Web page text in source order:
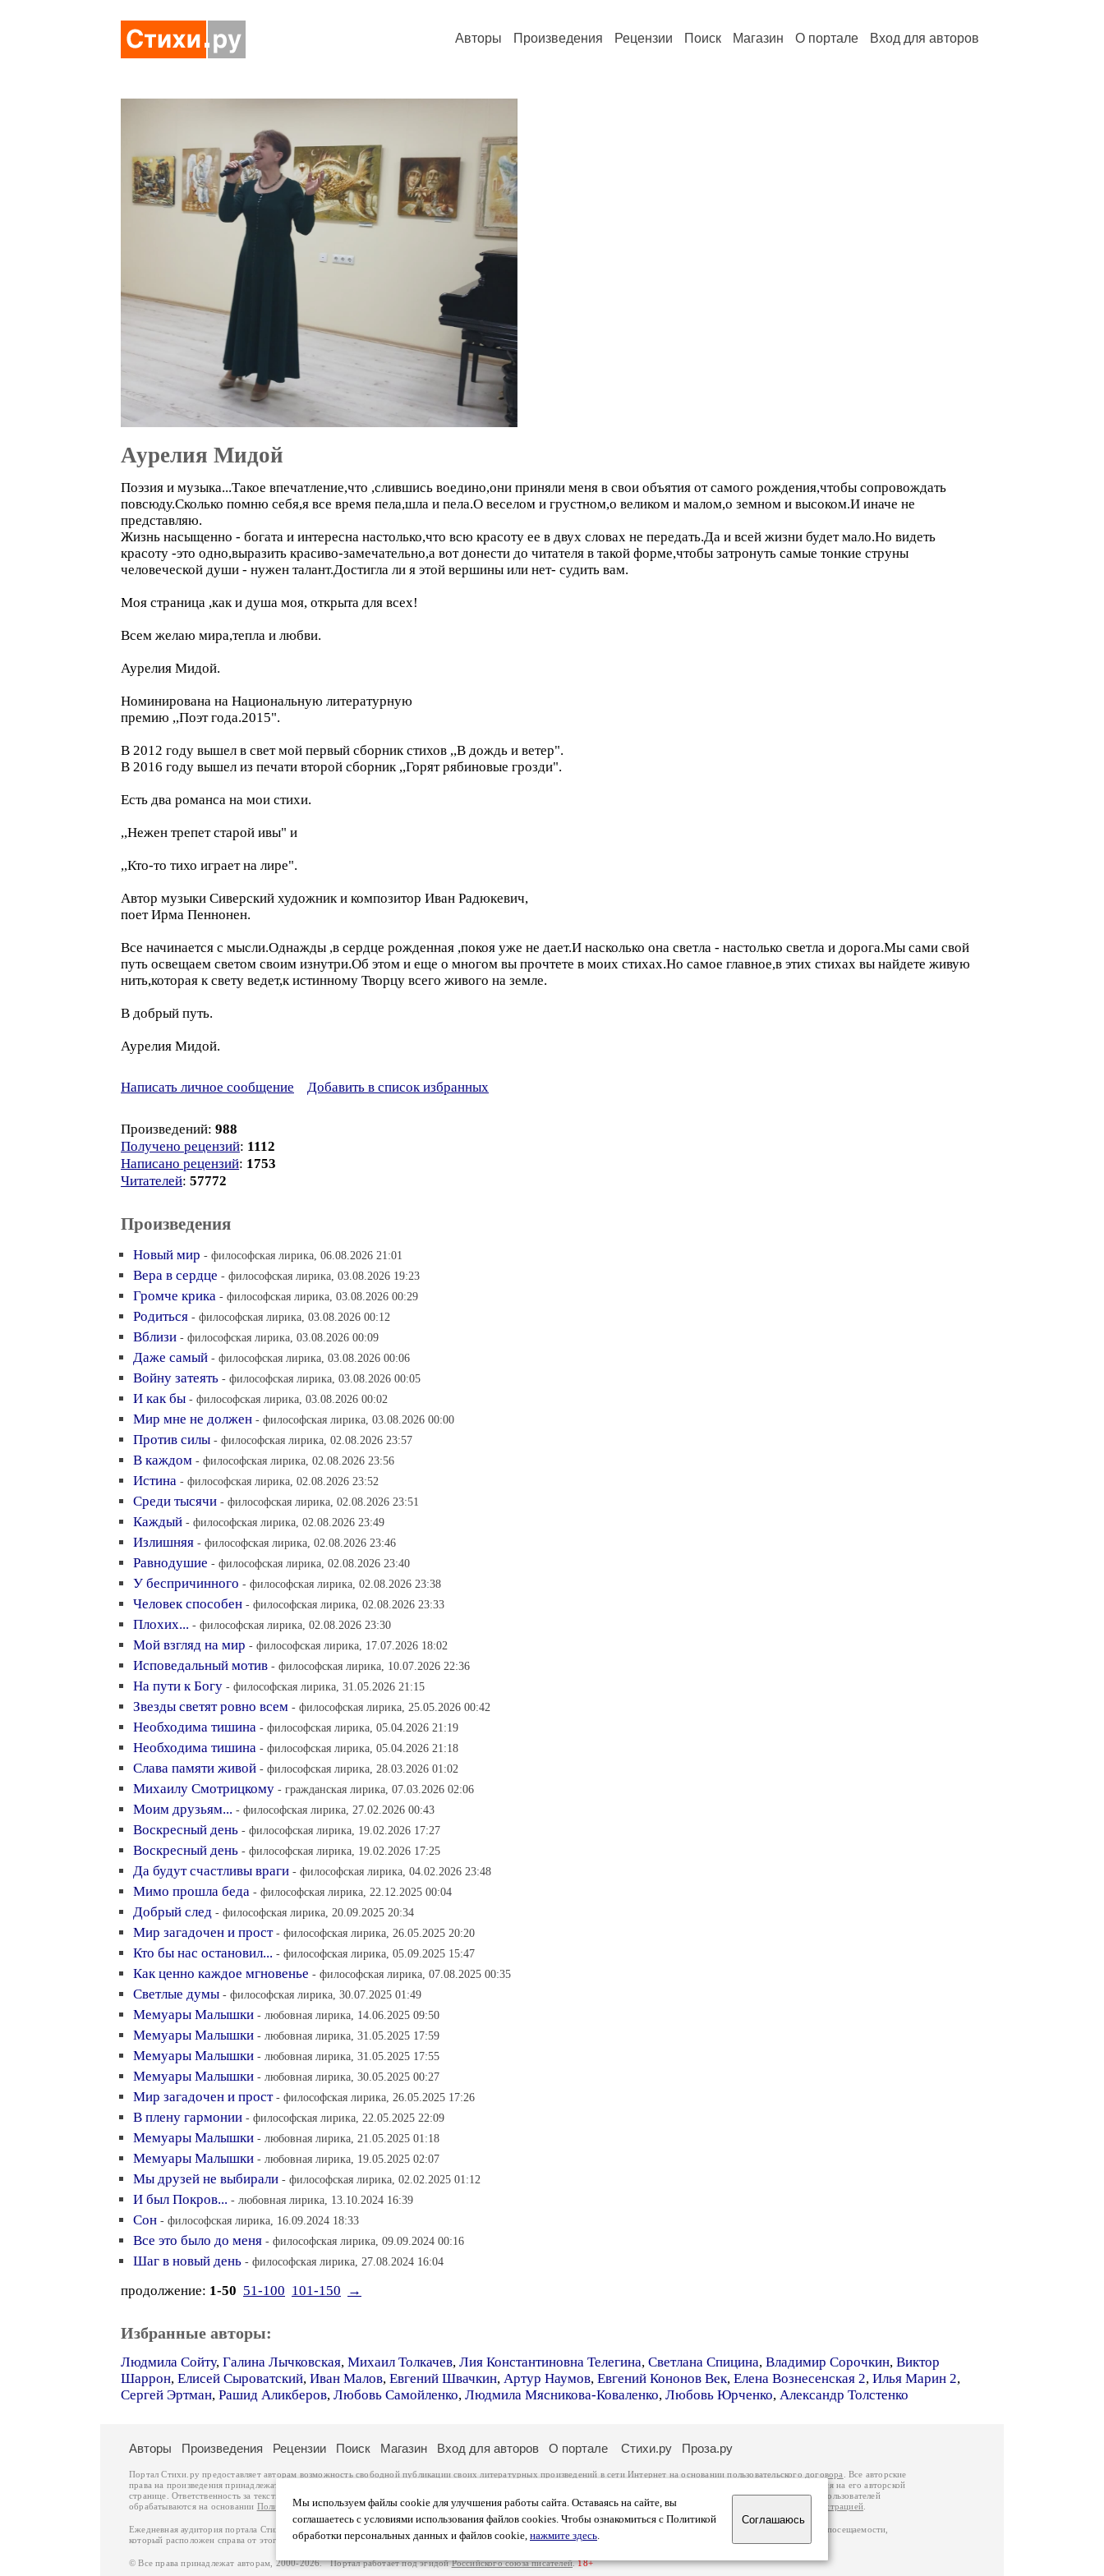
Авторы Произведения Рецензии Поиск Магазин О портале Вход для авторов
Аурелия Мидой
Поэзия и музыка...Такое впечатление,что ,слившись воедино,они приняли меня в свои объятия от самого рождения,чтобы сопровождать
повсюду.Сколько помню себя,я все время пела,шла и пела.О веселом и грустном,о великом и малом,о земном и высоком.И иначе не
представляю.
Жизнь насыщенно - богата и интересна настолько,что всю красоту ее в двух словах не передать.Да и всей жизни будет мало.Но видеть
красоту -это одно,выразить красиво-замечательно,а вот донести до читателя в такой форме,чтобы затронуть самые тонкие струны
человеческой души - нужен талант.Достигла ли я этой вершины или нет- судить вам.
Моя страница ,как и душа моя, открыта для всех!
Всем желаю мира,тепла и любви.
Аурелия Мидой.
Номинирована на Национальную литературную
премию ,,Поэт года.2015".
В 2012 году вышел в свет мой первый сборник стихов ,,В дождь и ветер".
В 2016 году вышел из печати второй сборник ,,Горят рябиновые грозди".
Есть два романса на мои стихи.
,,Нежен трепет старой ивы" и
,,Кто-то тихо играет на лире".
Автор музыки Сиверский художник и композитор Иван Радюкевич,
поет Ирма Пеннонен.
Все начинается с мысли.Однажды ,в сердце рожденная ,покоя уже не дает.И насколько она светла - настолько светла и дорога.Мы сами свой
путь освещаем светом своим изнутри.Об этом и еще о многом вы прочтете в моих стихах.Но самое главное,в этих стихах вы найдете живую
нить,которая к свету ведет,к истинному Творцу всего живого на земле.
В добрый путь.
Аурелия Мидой.
Написать личное сообщение Добавить в список избранных
Произведений: 988
Получено рецензий: 1112
Написано рецензий: 1753
Читателей: 57772
Произведения
Новый мир - философская лирика, 06.08.2026 21:01
Вера в сердце - философская лирика, 03.08.2026 19:23
Громче крика - философская лирика, 03.08.2026 00:29
Родиться - философская лирика, 03.08.2026 00:12
Вблизи - философская лирика, 03.08.2026 00:09
Даже самый - философская лирика, 03.08.2026 00:06
Войну затеять - философская лирика, 03.08.2026 00:05
И как бы - философская лирика, 03.08.2026 00:02
Мир мне не должен - философская лирика, 03.08.2026 00:00
Против силы - философская лирика, 02.08.2026 23:57
В каждом - философская лирика, 02.08.2026 23:56
Истина - философская лирика, 02.08.2026 23:52
Среди тысячи - философская лирика, 02.08.2026 23:51
Каждый - философская лирика, 02.08.2026 23:49
Излишняя - философская лирика, 02.08.2026 23:46
Равнодушие - философская лирика, 02.08.2026 23:40
У беспричинного - философская лирика, 02.08.2026 23:38
Человек способен - философская лирика, 02.08.2026 23:33
Плохих... - философская лирика, 02.08.2026 23:30
Мой взгляд на мир - философская лирика, 17.07.2026 18:02
Исповедальный мотив - философская лирика, 10.07.2026 22:36
На пути к Богу - философская лирика, 31.05.2026 21:15
Звезды светят ровно всем - философская лирика, 25.05.2026 00:42
Необходима тишина - философская лирика, 05.04.2026 21:19
Необходима тишина - философская лирика, 05.04.2026 21:18
Слава памяти живой - философская лирика, 28.03.2026 01:02
Михаилу Смотрицкому - гражданская лирика, 07.03.2026 02:06
Моим друзьям... - философская лирика, 27.02.2026 00:43
Воскресный день - философская лирика, 19.02.2026 17:27
Воскресный день - философская лирика, 19.02.2026 17:25
Да будут счастливы враги - философская лирика, 04.02.2026 23:48
Мимо прошла беда - философская лирика, 22.12.2025 00:04
Добрый след - философская лирика, 20.09.2025 20:34
Мир загадочен и прост - философская лирика, 26.05.2025 20:20
Кто бы нас остановил... - философская лирика, 05.09.2025 15:47
Как ценно каждое мгновенье - философская лирика, 07.08.2025 00:35
Светлые думы - философская лирика, 30.07.2025 01:49
Мемуары Малышки - любовная лирика, 14.06.2025 09:50
Мемуары Малышки - любовная лирика, 31.05.2025 17:59
Мемуары Малышки - любовная лирика, 31.05.2025 17:55
Мемуары Малышки - любовная лирика, 30.05.2025 00:27
Мир загадочен и прост - философская лирика, 26.05.2025 17:26
В плену гармонии - философская лирика, 22.05.2025 22:09
Мемуары Малышки - любовная лирика, 21.05.2025 01:18
Мемуары Малышки - любовная лирика, 19.05.2025 02:07
Мы друзей не выбирали - философская лирика, 02.02.2025 01:12
И был Покров... - любовная лирика, 13.10.2024 16:39
Сон - философская лирика, 16.09.2024 18:33
Все это было до меня - философская лирика, 09.09.2024 00:16
Шаг в новый день - философская лирика, 27.08.2024 16:04
продолжение: 1-50 51-100 101-150 →
Избранные авторы:
Людмила Сойту, Галина Лычковская, Михаил Толкачев, Лия Константиновна Телегина, Светлана Спицина, Владимир Сорочкин, Виктор
Шаррон, Елисей Сыроватский, Иван Малов, Евгений Швачкин, Артур Наумов, Евгений Кононов Век, Елена Вознесенская 2, Илья Марин 2,
Сергей Эртман, Рашид Аликберов, Любовь Самойленко, Людмила Мясникова-Коваленко, Любовь Юрченко, Александр Толстенко
Мы используем файлы cookie для улучшения работы сайта. Оставаясь на сайте, вы
соглашаетесь с условиями использования файлов cookies. Чтобы ознакомиться с Политикой
обработки персональных данных и файлов cookie, нажмите здесь.
Соглашаюсь
Авторы Произведения Рецензии Поиск Магазин Вход для авторов О портале Стихи.ру Проза.ру
Портал Стихи.ру предоставляет авторам возможность свободной публикации своих литературных произведений в сети Интернет на основаниипользовательского договора
. Все авторские
права на произведения принадлежат авторам и охраняются
. Перепечатка произведений возможна только с согласия его автора, к которому вы можете обратиться на его авторской
странице. Ответственность за тексты произведений авторы несут самостоятельно на основании
законодательства Российской Федерации. Данные пользователей
обрабатываются на основании Политики обработки персональных данных. Вы также можете посмотреть более подробнуюинформацию о портале связаться с администрацией
Ежедневная аудитория портала Стихи.ру – порядка 200 тысяч посетителей, которые в общей сумме просматривают более двух миллионов страниц по данным счетчика посещаемости,
который расположен справа от этого текста. В каждой графе указано по две цифры: количество просмотров и количество посетителей.
© Все права принадлежат авторам, 2000-2026. Портал работает под эгидойРоссийского союза писателей.18+